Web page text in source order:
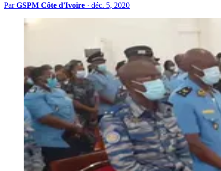
ParGSPM Côte d'Ivoire · déc. 5, 2020